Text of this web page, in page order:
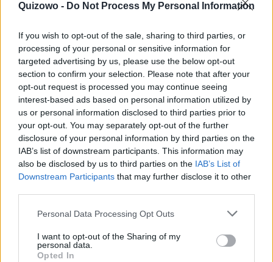
Quizowo - Do Not Process My Personal Information
If you wish to opt-out of the sale, sharing to third parties, or
processing of your personal or sensitive information for
targeted advertising by us, please use the below opt-out
section to confirm your selection. Please note that after your
opt-out request is processed you may continue seeing
interest-based ads based on personal information utilized by
us or personal information disclosed to third parties prior to
your opt-out. You may separately opt-out of the further
disclosure of your personal information by third parties on the
IAB’s list of downstream participants. This information may
also be disclosed by us to third parties on the IAB’s List of
Downstream Participants that may further disclose it to other
Personal Data Processing Opt Outs
I want to opt-out of the Sharing of my
personal data.
Opted In
Rozpocznij quiz
Co Twoje wybory mówią o
Tobie?
Co Twój ideał mężczyzny
mówi o Tobie?